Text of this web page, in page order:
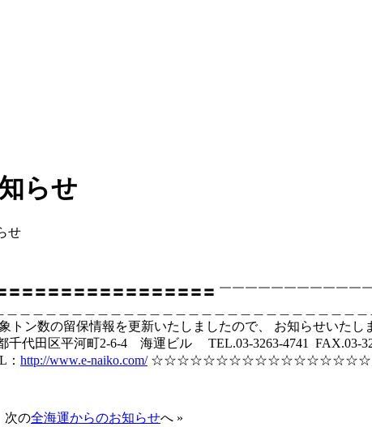
らせ
せ
〓〓〓〓〓〓〓〓〓〓〓〓〓〓〓〓〓〓 ￣￣￣￣
＿＿＿＿＿＿＿＿＿＿＿＿＿＿＿＿＿＿＿＿＿＿＿＿＿＿
対象トン数の留保情報を更新いたしましたので、
田区平河町2-6-4 海運ビル TEL.03-3263-4741 FAX.03-
http://www.e-naiko.com/
の全海運からのお知らせへ »